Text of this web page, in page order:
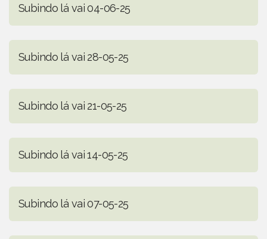
Subindo lá vai 04-06-25
Subindo lá vai 28-05-25
Subindo lá vai 21-05-25
Subindo lá vai 14-05-25
Subindo lá vai 07-05-25